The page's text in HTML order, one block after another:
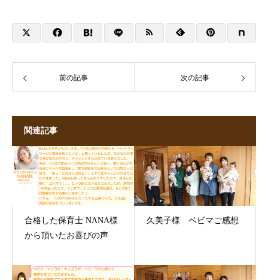
前の記事 次の記事
関連記事
合格した保育士 NANA様
から頂いたお喜びの声
久美子様 ベビマご感想